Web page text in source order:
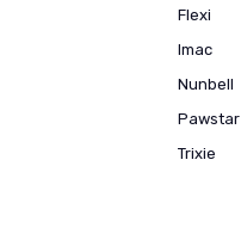
Flexi
Imac
Nunbell
Pawstar
Trixie